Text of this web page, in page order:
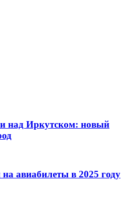
над Иркутском: новый
авиабилеты в 2025 году